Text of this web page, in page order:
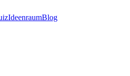
IdeenraumBlog